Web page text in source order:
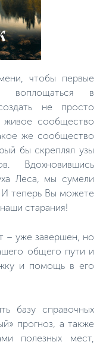
чтобы первые
воплощаться в
не просто
живое сообщество
же сообщество
бы скреплял узы
Вдохновившись
Леса, мы сумели
теперь Вы можете
старания!
– уже завершен, но
общего пути и
и помощь в его
базу справочных
прогноз, а также
полезных мест,